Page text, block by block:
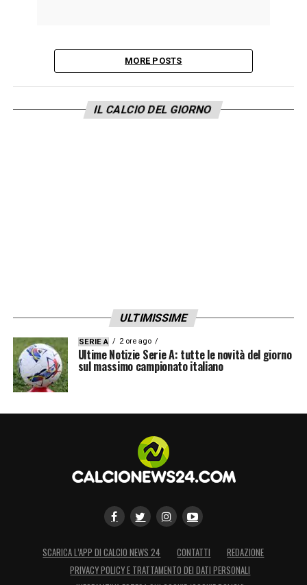
MORE POSTS
IL CALCIO DEL GIORNO
ULTIMISSIME
SERIE A 2 ore ago
Ultime Notizie Serie A: tutte le novità del giorno
sul massimo campionato italiano
SCARICA L’APP DI CALCIO NEWS 24 CONTATTI
REDAZIONE
PRIVACY POLICY E TRATTAMENTO DEI DATI PERSONALI